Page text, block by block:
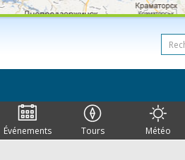
Événements Tours Météo